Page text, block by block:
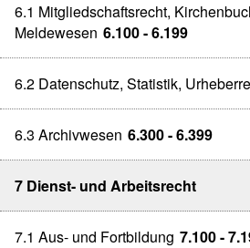
6.1 Mitgliedschaftsrecht,
Meldewesen 6.100 - 6.199
6.2 Datenschutz, Statistik,
6.3 Archivwesen 6.300 - 6.399
7 Dienst- und Arbeitsrecht
7.1 Aus- und Fortbildung 7.100 -